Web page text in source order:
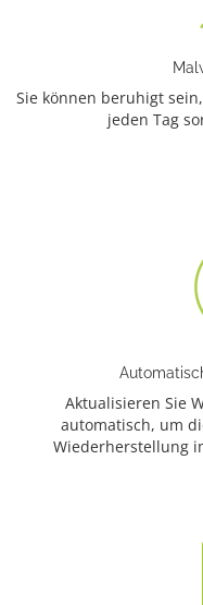
Sie können beruhigt
jeden Tag
Aktualisieren Sie
automatisch, um
Wiederherstellung